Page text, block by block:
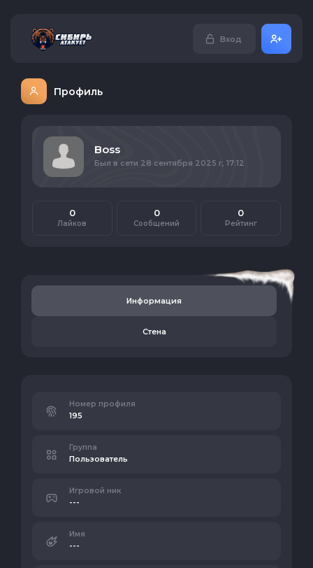
Вход
Профиль
Boss
Был в сети 28 сентября 2025 г, 17:12
0
Лайков
0
Сообщений
0
Рейтинг
Информация
Стена
Номер профиля
195
Группа
Пользователь
Игровой ник
---
Имя
---